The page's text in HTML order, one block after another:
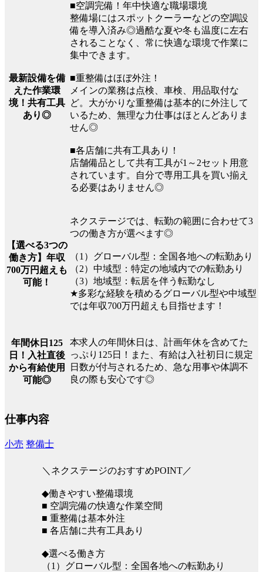
最新設備を備
えた作業環
境！共有工具
あり◎
■空調完備！年中快適な職場環境
整備場にはスポットクーラーなどの空調設
備を導入済み◎過酷な夏や冬も温度に左右
されることなく、常に快適な環境で作業に
集中できます。
■重整備はほぼ外注！
メインの業務は点検、車検、用品取付な
ど。大がかりな重整備は基本的に外注して
いるため、無理な力仕事はほとんどありま
せん◎
■各店舗に共有工具あり！
店舗備品として共有工具が1～2セット用意
されています。自分で専用工具を買い揃え
る必要はありません◎
【選べる3つの
働き方】年収
700万円超えも
可能！
ネクステージでは、転勤の範囲に合わせて3
つの働き方が選べます◎
（1）グローバル型：全国各地への転勤あり
（2）中域型：特定の地域内での転勤あり
（3）地域型：転居を伴う転勤なし
★多彩な経験を積めるグローバル型や中域型
では年収700万円超えも目指せます！
年間休日125
日！入社直後
から有給使用
可能◎
本求人の年間休日は、計画年休を含めてた
っぷり125日！また、有給は入社初日に規定
日数が付与されるため、急な用事や体調不
良の際も安心です◎
仕事内容
小売 整備士
＼ネクステージのおすすめPOINT／
◆働きやすい整備環境
■ 空調完備の快適な作業空間
■ 重整備は基本外注
■ 各店舗に共有工具あり
◆選べる働き方
（1）グローバル型：全国各地への転勤あり